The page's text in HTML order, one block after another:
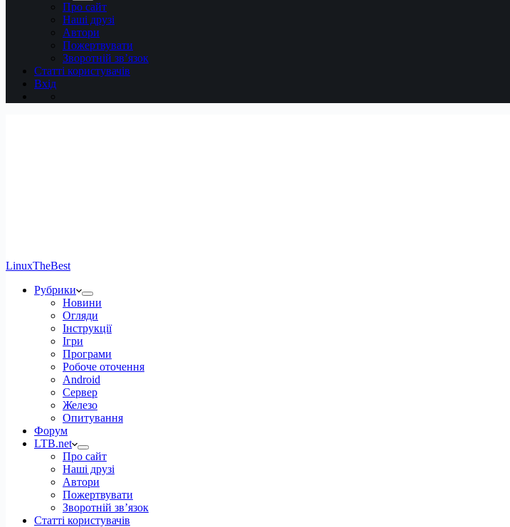
Про сайт
Наші друзі
Автори
Пожертвувати
Зворотній зв’язок
Статті користувачів
Вхід
LinuxTheBest
Рубрики
Новини
Огляди
Інструкції
Ігри
Програми
Робоче оточення
Android
Сервер
Железо
Опитування
Форум
LTB.net
Про сайт
Наші друзі
Автори
Пожертвувати
Зворотній зв’язок
Статті користувачів